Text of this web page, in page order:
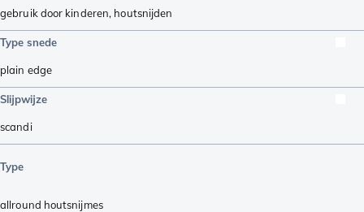
gebruik door kinderen, houtsnijden
Type snede
plain edge
Slijpwijze
scandi
Type
allround houtsnijmes